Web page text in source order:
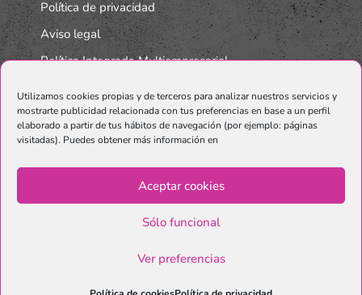
Utilizamos cookies propias y de terceros para analizar nuestros servicios y
mostrarte publicidad relacionada con tus preferencias en base a un perfil
elaborado a partir de tus hábitos de navegación (por ejemplo: páginas
visitadas). Puedes obtener más información en
Aceptar cookies
Sólo funcional
Ver preferencias
Política de privacidad
Aviso legal
Política Integrada Multiempresarial
Graphenano.